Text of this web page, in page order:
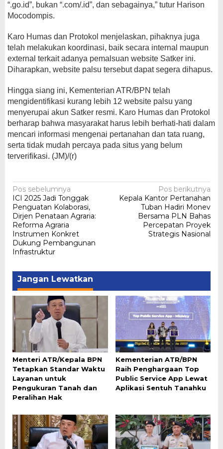
“.go.id”, bukan “.com/.id”, dan sebagainya,” tutur Harison
Mocodompis.
Karo Humas dan Protokol menjelaskan, pihaknya juga
telah melakukan koordinasi, baik secara internal maupun
external terkait adanya pemalsuan website Satker ini.
Diharapkan, website palsu tersebut dapat segera dihapus.
Hingga siang ini, Kementerian ATR/BPN telah
mengidentifikasi kurang lebih 12 website palsu yang
menyerupai akun Satker resmi. Karo Humas dan Protokol
berharap bahwa masyarakat harus lebih berhati-hati dalam
mencari informasi mengenai pertanahan dan tata ruang,
serta tidak mudah percaya pada situs yang belum
terverifikasi. (JM)/(r)
Navigasi
pos
Pos sebelumnya
ICI 2025 Jadi Tonggak
Penguatan Kolaborasi,
Dirjen Penataan Agraria:
Reforma Agraria
Instrumen Konkret
Dukung Pembangunan
Infrastruktur
Pos berikutnya
Kepala Kantor Pertanahan
Tuban Hadiri Monev
Bersama PLN Bahas
Percepatan Proyek
Strategis Nasional
Jangan Lewatkan
Menteri ATR/Kepala BPN
Tetapkan Standar Waktu
Layanan untuk
Pengukuran Tanah dan
Peralihan Hak
Kementerian ATR/BPN
Raih Penghargaan Top
Public Service App Lewat
Aplikasi Sentuh Tanahku